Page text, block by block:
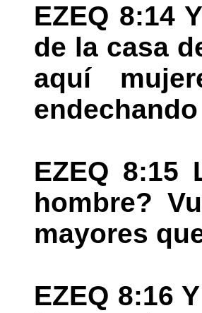
EZEQ 8:14
de la casa
aquí
EZEQ
hombre?
mayores
EZEQ 8:16